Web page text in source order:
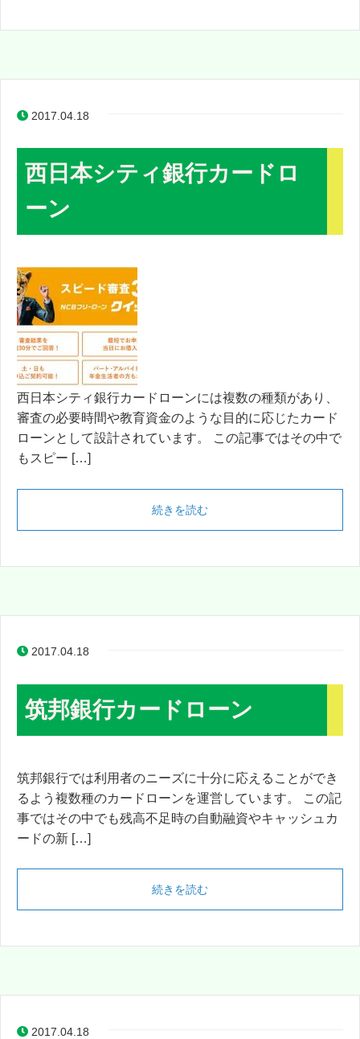
2017.04.18
西日本シティ銀行カードロ
ーン
西日本シティ銀行カードローンには複数の種類があり、
審査の必要時間や教育資金のような目的に応じたカード
ローンとして設計されています。 この記事ではその中で
もスピー […]
続きを読む
2017.04.18
筑邦銀行カードローン
筑邦銀行では利用者のニーズに十分に応えることができ
るよう複数種のカードローンを運営しています。 この記
事ではその中でも残高不足時の自動融資やキャッシュカ
ードの新 […]
続きを読む
2017.04.18